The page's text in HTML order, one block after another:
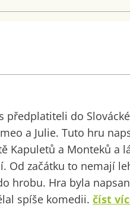
předplatiteli do
a Julie. Tuto hru
Kapuletů a Monteků a
Od začátku to nemají
hrobu. Hra byla
spíše komedii. číst